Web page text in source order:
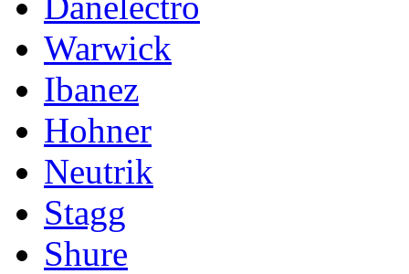
Warwick
Ibanez
Hohner
Neutrik
Stagg
Shure